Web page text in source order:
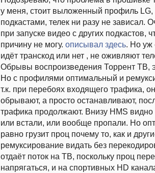
у меня, стоит выложенный профиль LG,
подкастами, телек ни разу не зависал.
при запуске видео с других подкастов,
причину не могу. описывал здесь. Но уж
идёт транскод или нет , не оживляют
Обрывы воспроизведения Торрент ТВ,
Но с профилями оптимальный и
т.к. при перебоях входящего трафика,
обрывают, а просто останавливают,
трафика продолжают. Внизу HMS видно
или встали, или вообще пропали. Но
равно грузит проц почему то, как и
ремуксирование видать без
отдаёт поток на ТВ, поскольку проц
напрягаться, и на спортивных HD